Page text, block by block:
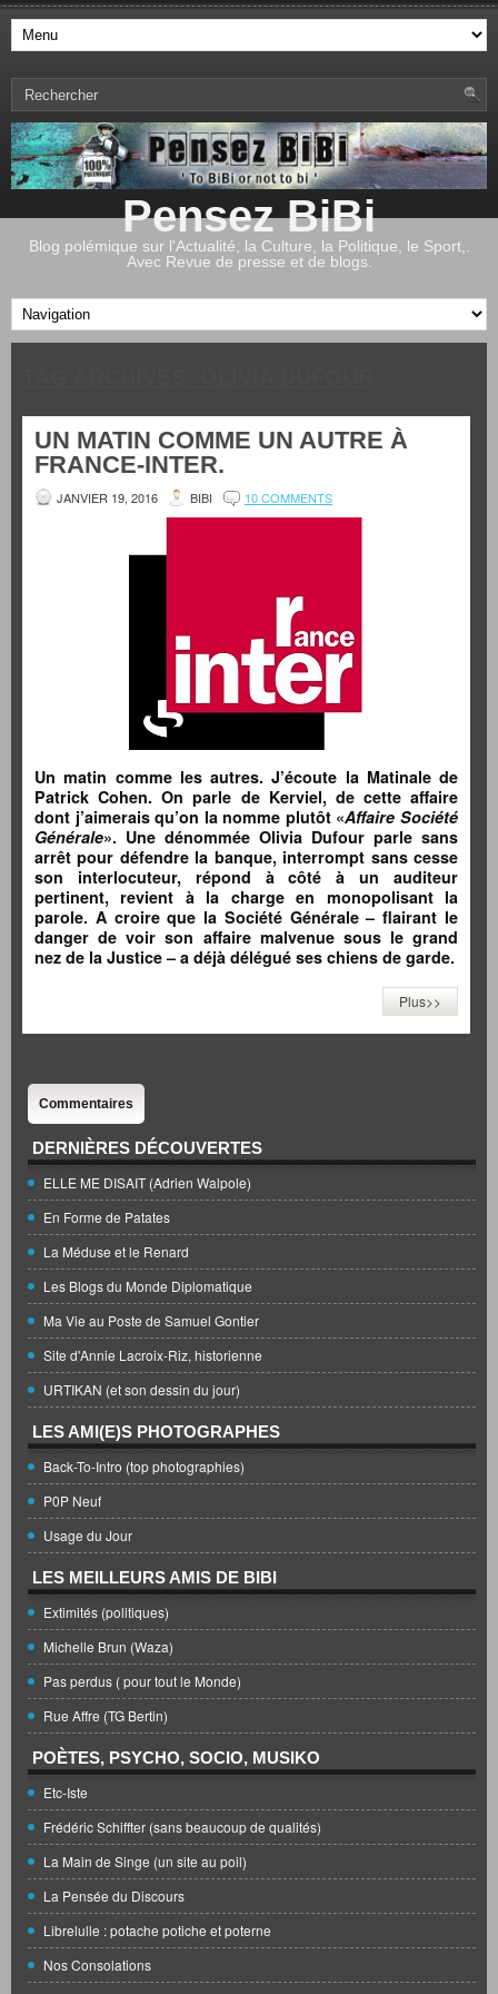
Pensez BiBi
Blog polémique sur l'Actualité, la Culture, la Politique, le Sport,.
Avec Revue de presse et de blogs.
UN MATIN COMME UN AUTRE À
FRANCE-INTER.
JANVIER 19, 2016 BIBI 10 COMMENTS
Un matin comme les autres. J’écoute la Matinale de
Patrick Cohen. On parle de Kerviel, de cette affaire
dont j’aimerais qu’on la nomme plutôt «Affaire Société
Générale». Une dénommée Olivia Dufour parle sans
arrêt pour défendre la banque, interrompt sans cesse
son interlocuteur, répond à côté à un auditeur
pertinent, revient à la charge en monopolisant la
parole. A croire que la Société Générale – flairant le
danger de voir son affaire malvenue sous le grand
nez de la Justice – a déjà délégué ses chiens de garde.
Plus>>
Commentaires
DERNIÈRES DÉCOUVERTES
ELLE ME DISAIT (Adrien Walpole)
En Forme de Patates
La Méduse et le Renard
Les Blogs du Monde Diplomatique
Ma Vie au Poste de Samuel Gontier
Site d'Annie Lacroix-Riz, historienne
URTIKAN (et son dessin du jour)
LES AMI(E)S PHOTOGRAPHES
Back-To-Intro (top photographies)
P0P Neuf
Usage du Jour
LES MEILLEURS AMIS DE BIBI
Extimités (politiques)
Michelle Brun (Waza)
Pas perdus ( pour tout le Monde)
Rue Affre (TG Bertin)
POÈTES, PSYCHO, SOCIO, MUSIKO
Etc-Iste
Frédéric Schiffter (sans beaucoup de qualités)
La Main de Singe (un site au poil)
La Pensée du Discours
Librelulle : potache potiche et poterne
Nos Consolations